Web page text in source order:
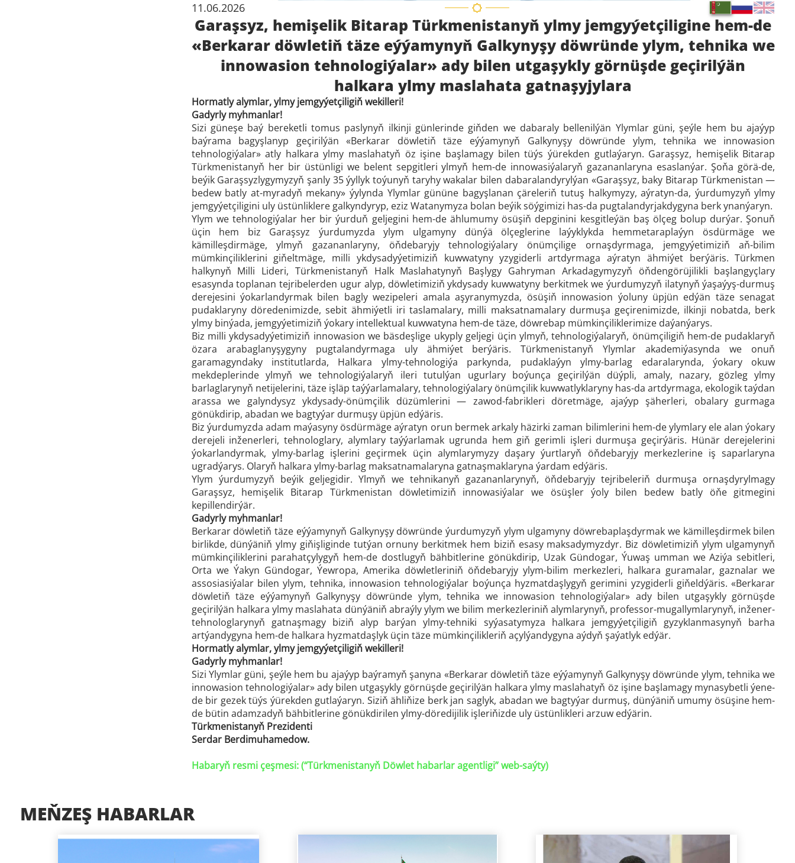
11.06.2026
Garaşsyz, hemişelik Bitarap Türkmenistanyň ylmy jemgyýetçiligine hem-de
«Berkarar döwletiň täze eýýamynyň Galkynyşy döwründe ylym, tehnika we
innowasion tehnologiýalar» ady bilen utgaşykly görnüşde geçirilýän
halkara ylmy maslahata gatnaşyjylara
Hormatly alymlar, ylmy jemgyýetçiligiň wekilleri!
Gadyrly myhmanlar!
Sizi güneşe baý bereketli tomus paslynyň ilkinji günlerinde giňden we dabaraly bellenilýän Ylymlar güni, şeýle hem bu ajaýyp
baýrama bagyşlanyp geçirilýän «Berkarar döwletiň täze eýýamynyň Galkynyşy döwründe ylym, tehnika we innowasion
tehnologiýalar» atly halkara ylmy maslahatyň öz işine başlamagy bilen tüýs ýürekden gutlaýaryn. Garaşsyz, hemişelik Bitarap
Türkmenistanyň her bir üstünligi we belent sepgitleri ylmyň hem-de innowasiýalaryň gazananlaryna esaslanýar. Şoňa görä-de,
beýik Garaşsyzlygymyzyň şanly 35 ýyllyk toýunyň taryhy wakalar bilen dabaralandyrylýan «Garaşsyz, baky Bitarap Türkmenistan —
bedew batly at-myradyň mekany» ýylynda Ylymlar gününe bagyşlanan çäreleriň tutuş halkymyzy, aýratyn-da, ýurdumyzyň ylmy
jemgyýetçiligini uly üstünliklere galkyndyryp, eziz Watanymyza bolan beýik söýgimizi has-da pugtalandyrjakdygyna berk ynanýaryn.
Ylym we tehnologiýalar her bir ýurduň geljegini hem-de ählumumy ösüşiň depginini kesgitleýän baş ölçeg bolup durýar. Şonuň
üçin hem biz Garaşsyz ýurdumyzda ylym ulgamyny dünýä ölçeglerine laýyklykda hemmetaraplaýyn ösdürmäge we
kämilleşdirmäge, ylmyň gazananlaryny, öňdebaryjy tehnologiýalary önümçilige ornaşdyrmaga, jemgyýetimiziň aň-bilim
mümkinçiliklerini giňeltmäge, milli ykdysadyýetimiziň kuwwatyny yzygiderli artdyrmaga aýratyn ähmiýet berýäris. Türkmen
halkynyň Milli Lideri, Türkmenistanyň Halk Maslahatynyň Başlygy Gahryman Arkadagymyzyň öňdengörüjilikli başlangyçlary
esasynda toplanan tejribelerden ugur alyp, döwletimiziň ykdysady kuwwatyny berkitmek we ýurdumyzyň ilatynyň ýaşaýyş-durmuş
derejesini ýokarlandyrmak bilen bagly wezipeleri amala aşyranymyzda, ösüşiň innowasion ýoluny üpjün edýän täze senagat
pudaklaryny döredenimizde, sebit ähmiýetli iri taslamalary, milli maksatnamalary durmuşa geçirenimizde, ilkinji nobatda, berk
ylmy binýada, jemgyýetimiziň ýokary intellektual kuwwatyna hem-de täze, döwrebap mümkinçiliklerimize daýanýarys.
Biz milli ykdysadyýetimiziň innowasion we bäsdeşlige ukyply geljegi üçin ylmyň, tehnologiýalaryň, önümçiligiň hem-de pudaklaryň
özara arabaglanyşygyny pugtalandyrmaga uly ähmiýet berýäris. Türkmenistanyň Ylymlar akademiýasynda we onuň
garamagyndaky institutlarda, Halkara ylmy-tehnologiýa parkynda, pudaklaýyn ylmy-barlag edaralarynda, ýokary okuw
mekdeplerinde ylmyň we tehnologiýalaryň ileri tutulýan ugurlary boýunça geçirilýän düýpli, amaly, nazary, gözleg ylmy
barlaglarynyň netijelerini, täze işläp taýýarlamalary, tehnologiýalary önümçilik kuwwatlyklaryny has-da artdyrmaga, ekologik taýdan
arassa we galyndysyz ykdysady-önümçilik düzümlerini — zawod-fabrikleri döretmäge, ajaýyp şäherleri, obalary gurmaga
gönükdirip, abadan we bagtyýar durmuşy üpjün edýäris.
Biz ýurdumyzda adam maýasyny ösdürmäge aýratyn orun bermek arkaly häzirki zaman bilimlerini hem-de ylymlary ele alan ýokary
derejeli inženerleri, tehnologlary, alymlary taýýarlamak ugrunda hem giň gerimli işleri durmuşa geçirýäris. Hünär derejelerini
ýokarlandyrmak, ylmy-barlag işlerini geçirmek üçin alymlarymyzy daşary ýurtlaryň öňdebaryjy merkezlerine iş saparlaryna
ugradýarys. Olaryň halkara ylmy-barlag maksatnamalaryna gatnaşmaklaryna ýardam edýäris.
Ylym ýurdumyzyň beýik geljegidir. Ylmyň we tehnikanyň gazananlarynyň, öňdebaryjy tejribeleriň durmuşa ornaşdyrylmagy
Garaşsyz, hemişelik Bitarap Türkmenistan döwletimiziň innowasiýalar we ösüşler ýoly bilen bedew batly öňe gitmegini
kepillendirýär.
Gadyrly myhmanlar!
Berkarar döwletiň täze eýýamynyň Galkynyşy döwründe ýurdumyzyň ylym ulgamyny döwrebaplaşdyrmak we kämilleşdirmek bilen
birlikde, dünýäniň ylmy giňişliginde tutýan ornuny berkitmek hem biziň esasy maksadymyzdyr. Biz döwletimiziň ylym ulgamynyň
mümkinçiliklerini parahatçylygyň hem-de dostlugyň bähbitlerine gönükdirip, Uzak Gündogar, Ýuwaş umman we Aziýa sebitleri,
Orta we Ýakyn Gündogar, Ýewropa, Amerika döwletleriniň öňdebaryjy ylym-bilim merkezleri, halkara guramalar, gaznalar we
assosiasiýalar bilen ylym, tehnika, innowasion tehnologiýalar boýunça hyzmatdaşlygyň gerimini yzygiderli giňeldýäris. «Berkarar
döwletiň täze eýýamynyň Galkynyşy döwründe ylym, tehnika we innowasion tehnologiýalar» ady bilen utgaşykly görnüşde
geçirilýän halkara ylmy maslahata dünýäniň abraýly ylym we bilim merkezleriniň alymlarynyň, professor-mugallymlarynyň, inžener-
tehnologlarynyň gatnaşmagy biziň alyp barýan ylmy-tehniki syýasatymyza halkara jemgyýetçiligiň gyzyklanmasynyň barha
artýandygyna hem-de halkara hyzmatdaşlyk üçin täze mümkinçilikleriň açylýandygyna aýdyň şaýatlyk edýär.
Hormatly alymlar, ylmy jemgyýetçiligiň wekilleri!
Gadyrly myhmanlar!
Sizi Ylymlar güni, şeýle hem bu ajaýyp baýramyň şanyna «Berkarar döwletiň täze eýýamynyň Galkynyşy döwründe ylym, tehnika we
innowasion tehnologiýalar» ady bilen utgaşykly görnüşde geçirilýän halkara ylmy maslahatyň öz işine başlamagy mynasybetli ýene-
de bir gezek tüýs ýürekden gutlaýaryn. Siziň ähliňize berk jan saglyk, abadan we bagtyýar durmuş, dünýäniň umumy ösüşine hem-
de bütin adamzadyň bähbitlerine gönükdirilen ylmy-döredijilik işleriňizde uly üstünlikleri arzuw edýärin.
Türkmenistanyň Prezidenti
Serdar Berdimuhamedow.
Habaryň resmi çeşmesi: (“Türkmenistanyň Döwlet habarlar agentligi” web-saýty)
MEŇZEŞ HABARLAR